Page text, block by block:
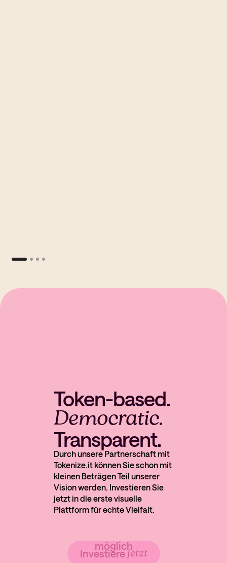
Token-based.
Democratic.
Transparent.
Durch unsere Partnerschaft mit
Tokenize.it können Sie schon mit
kleinen Beträgen Teil unserer
Vision werden. Investieren Sie
jetzt in die erste visuelle
Plattform für echte Vielfalt.
Investierejetzt
möglich